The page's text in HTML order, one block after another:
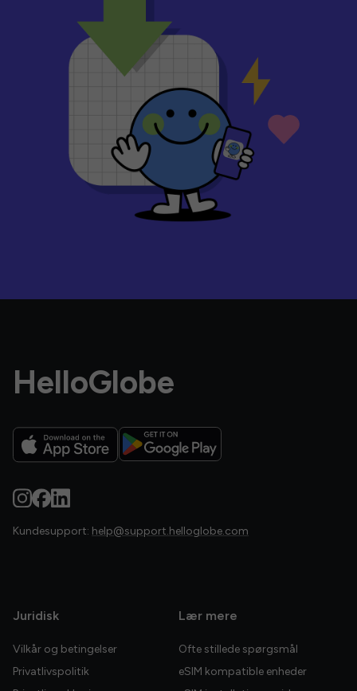
HelloGlobe
Kundesupport: help@support.helloglobe.com
Juridisk
Vilkår og betingelser
Privatlivspolitik
Lær mere
Ofte stillede spørgsmål
eSIM kompatible enheder